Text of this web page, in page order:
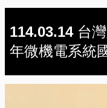
114.03.14 台
年微機電系統